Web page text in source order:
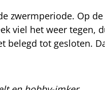
zwermperiode. Op
viel het weer tegen,
belegd tot gesloten.